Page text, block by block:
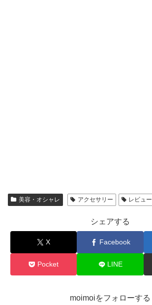
美容・オシャレ アクセサリー レビュー
シェアする
X Facebook
Pocket LINE
moimoiをフォローする